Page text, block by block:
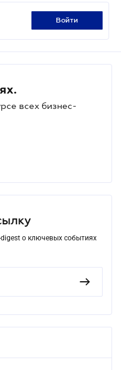
войти
всех бизнес-
о ключевых событиях